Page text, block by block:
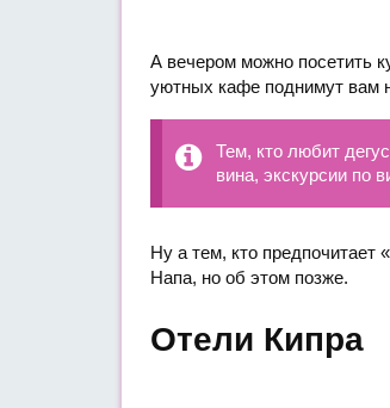
А вечером можно посетить
уютных кафе поднимут вам
Тем, кто любит
вина, экскурсии по
Ну а тем, кто предпочитает
Напа, но об этом позже.
Отели Кипра